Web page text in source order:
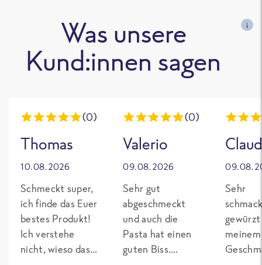
Was unsere
Kund:innen sagen
i
(0)
Thomas
10.08.2026
Schmeckt super,
ich finde das Euer
bestes Produkt!
Ich verstehe
nicht, wieso das
(0)
Valerio
09.08.2026
Sehr gut
abgeschmeckt
und auch die
Pasta hat einen
guten Biss.
Sehr
meinem